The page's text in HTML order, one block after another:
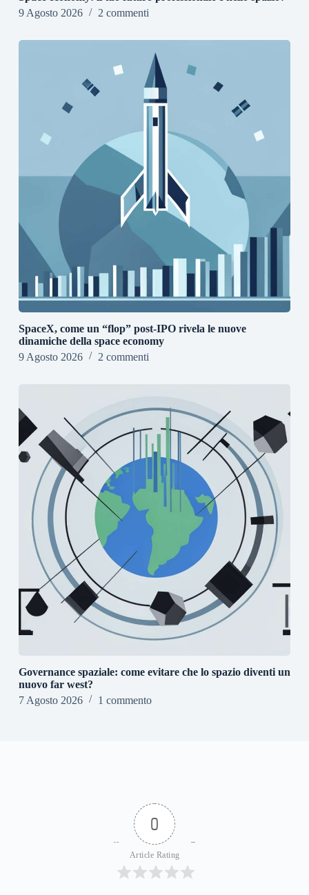
9 Agosto 2026
2 commenti
SpaceX, come un “flop” post-IPO rivela le nuove
dinamiche della space economy
9 Agosto 2026
2 commenti
Governance spaziale: come evitare che lo spazio diventi un
nuovo far west?
7 Agosto 2026
1 commento
0
Article Rating